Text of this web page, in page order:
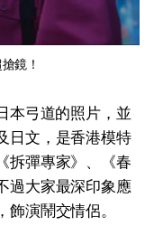
鏡！
本弓道的照片，並
日文，是香港模特
拆彈專家》、《春
過大家最深印象應
演鬧交情侶。